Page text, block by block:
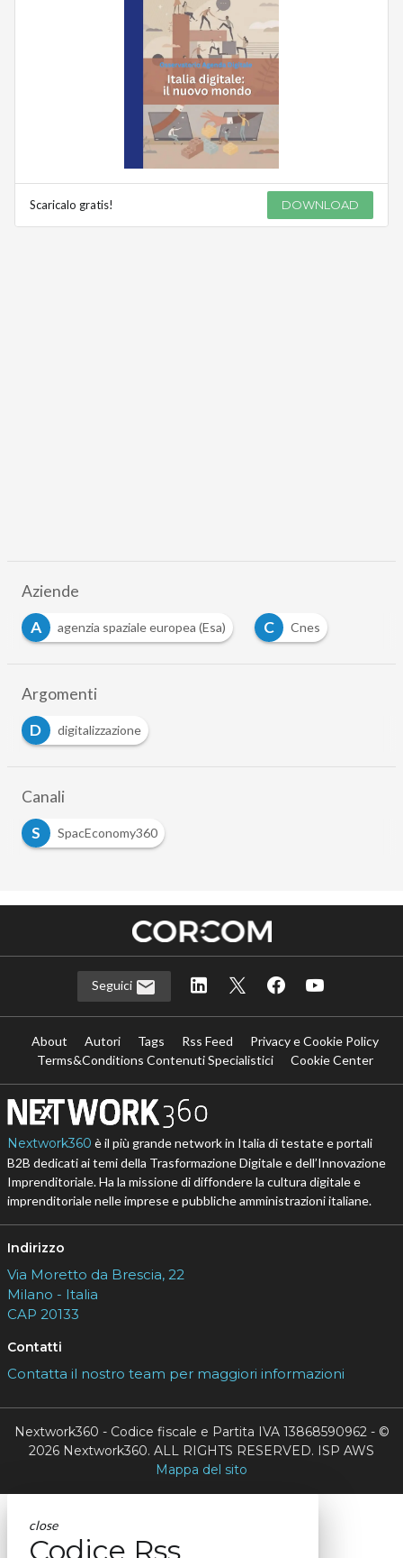
Scaricalo gratis! DOWNLOAD
Aziende
A
agenzia spaziale europea (Esa) C Cnes
Argomenti
D
digitalizzazione
Canali
S
SpacEconomy360
Seguici
About Autori Tags Rss Feed
Privacy e Cookie Policy
Terms&Conditions Contenuti Specialistici
Cookie Center
Nextwork360 è il più grande network in Italia di testate e portali
B2B dedicati ai temi della Trasformazione Digitale e dell’Innovazione
Imprenditoriale. Ha la missione di diffondere la cultura digitale e
imprenditoriale nelle imprese e pubbliche amministrazioni italiane.
Indirizzo
Via Moretto da Brescia, 22
Milano - Italia
CAP 20133
Contatti
Contatta il nostro team per maggiori informazioni
Nextwork360 - Codice fiscale e Partita IVA 13868590962 - ©
2026 Nextwork360. ALL RIGHTS RESERVED. ISP AWS
Mappa del sito
close
Codice Rss